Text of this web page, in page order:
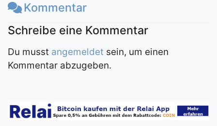
Kommentar
Du musst angemeldet sein, um einen
Kommentar abzugeben.